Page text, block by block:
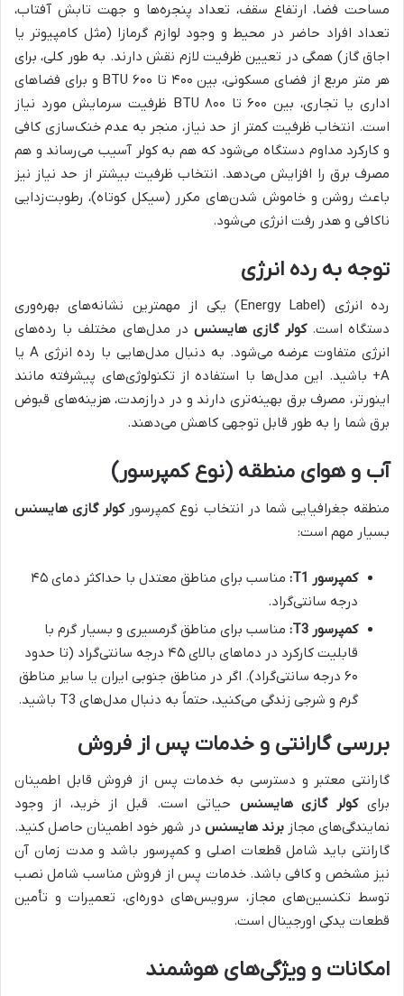
مساحت فضا، ارتفاع سقف، تعداد پنجره‌ها و جهت تابش آفتاب،
تعداد افراد حاضر در محیط و وجود لوازم گرمازا (مثل کامپیوتر یا
اجاق گاز) همگی در تعیین ظرفیت لازم نقش دارند. به طور کلی، برای
هر متر مربع از فضای مسکونی، بین ۴۰۰ تا ۶۰۰ BTU و برای فضاهای
اداری یا تجاری، بین ۶۰۰ تا ۸۰۰ BTU ظرفیت سرمایش مورد نیاز
است. انتخاب ظرفیت کمتر از حد نیاز، منجر به عدم خنک‌سازی کافی
و کارکرد مداوم دستگاه می‌شود که هم به کولر آسیب می‌رساند و هم
مصرف برق را افزایش می‌دهد. انتخاب ظرفیت بیشتر از حد نیاز نیز
باعث روشن و خاموش شدن‌های مکرر (سیکل کوتاه)، رطوبت‌زدایی
ناکافی و هدر رفت انرژی می‌شود.
توجه به رده انرژی
رده انرژی (Energy Label) یکی از مهمترین نشانه‌های بهره‌وری
دستگاه است.کولر گازی هایسنسدر مدل‌های مختلف با رده‌های
انرژی متفاوت عرضه می‌شود. به دنبال مدل‌هایی با رده انرژی A یا
A+ باشید. این مدل‌ها با استفاده از تکنولوژی‌های پیشرفته مانند
اینورتر، مصرف برق بهینه‌تری دارند و در درازمدت، هزینه‌های قبوض
برق شما را به طور قابل توجهی کاهش می‌دهند.
آب و هوای منطقه (نوع کمپرسور)
منطقه جغرافیایی شما در انتخاب نوع کمپرسورکولر گازی هایسنس
بسیار مهم است:
کمپرسور T1:
مناسب برای مناطق معتدل با حداکثر دمای ۴۵
درجه سانتی‌گراد.
کمپرسور T3:
مناسب برای مناطق گرمسیری و بسیار گرم با
قابلیت کارکرد در دماهای بالای ۴۵ درجه سانتی‌گراد (تا حدود
۶۰ درجه سانتی‌گراد). اگر در مناطق جنوبی ایران یا سایر مناطق
گرم و شرجی زندگی می‌کنید، حتماً به دنبال مدل‌های T3 باشید.
بررسی گارانتی و خدمات پس از فروش
گارانتی معتبر و دسترسی به خدمات پس از فروش قابل اطمینان
برایکولر گازی هایسنس حیاتی است. قبل از خرید، از وجود
نمایندگی‌های مجازبرند هایسنس در شهر خود اطمینان حاصل کنید.
گارانتی باید شامل قطعات اصلی و کمپرسور باشد و مدت زمان آن
نیز مشخص و کافی باشد. خدمات پس از فروش مناسب شامل نصب
توسط تکنسین‌های مجاز، سرویس‌های دوره‌ای، تعمیرات و تأمین
قطعات یدکی اورجینال است.
امکانات و ویژگی‌های هوشمند